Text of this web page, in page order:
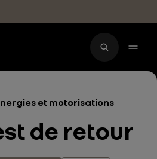
et motorisations
de retour